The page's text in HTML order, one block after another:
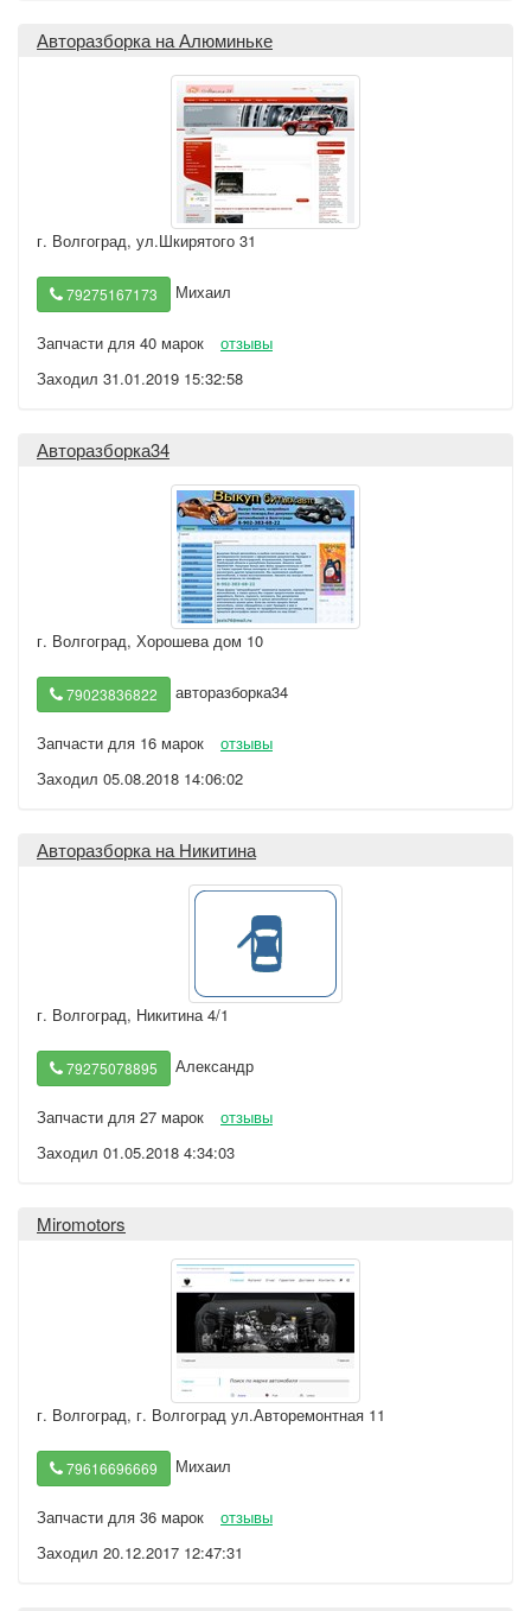
Авторазборка на Алюминьке
г. Волгоград, ул.Шкирятого 31
79275167173 Михаил
Запчасти для 40 марок
отзывы
Заходил 31.01.2019 15:32:58
Авторазборка34
г. Волгоград, Хорошева дом 10
79023836822 авторазборка34
Запчасти для 16 марок
отзывы
Заходил 05.08.2018 14:06:02
Авторазборка на Никитина
г. Волгоград, Никитина 4/1
79275078895 Александр
Запчасти для 27 марок
отзывы
Заходил 01.05.2018 4:34:03
Miromotors
г. Волгоград, г. Волгоград ул.Авторемонтная 11
79616696669 Михаил
Запчасти для 36 марок
отзывы
Заходил 20.12.2017 12:47:31